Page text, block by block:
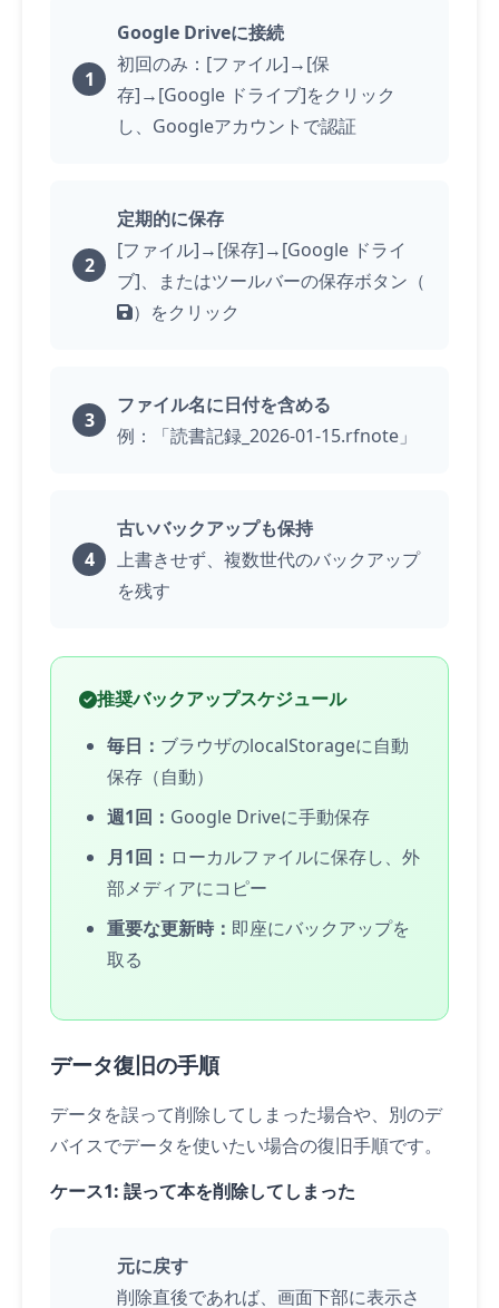
Google Driveに接続
初回のみ：[ファイル]→[保
存]→[Google ドライブ]をクリック
し、Googleアカウントで認証
定期的に保存
[ファイル]→[保存]→[Google ドライ
ブ]、またはツールバーの保存ボタン（
）をクリック
ファイル名に日付を含める
例：「読書記録_2026-01-15.rfnote」
古いバックアップも保持
上書きせず、複数世代のバックアップ
を残す
推奨バックアップスケジュール
毎日： ブラウザのlocalStorageに自動
保存（自動）
週1回： Google Driveに手動保存
月1回： ローカルファイルに保存し、外
部メディアにコピー
重要な更新時： 即座にバックアップを
取る
データ復旧の手順
データを誤って削除してしまった場合や、別のデ
バイスでデータを使いたい場合の復旧手順です。
ケース1: 誤って本を削除してしまった
元に戻す
削除直後であれば、画面下部に表示さ